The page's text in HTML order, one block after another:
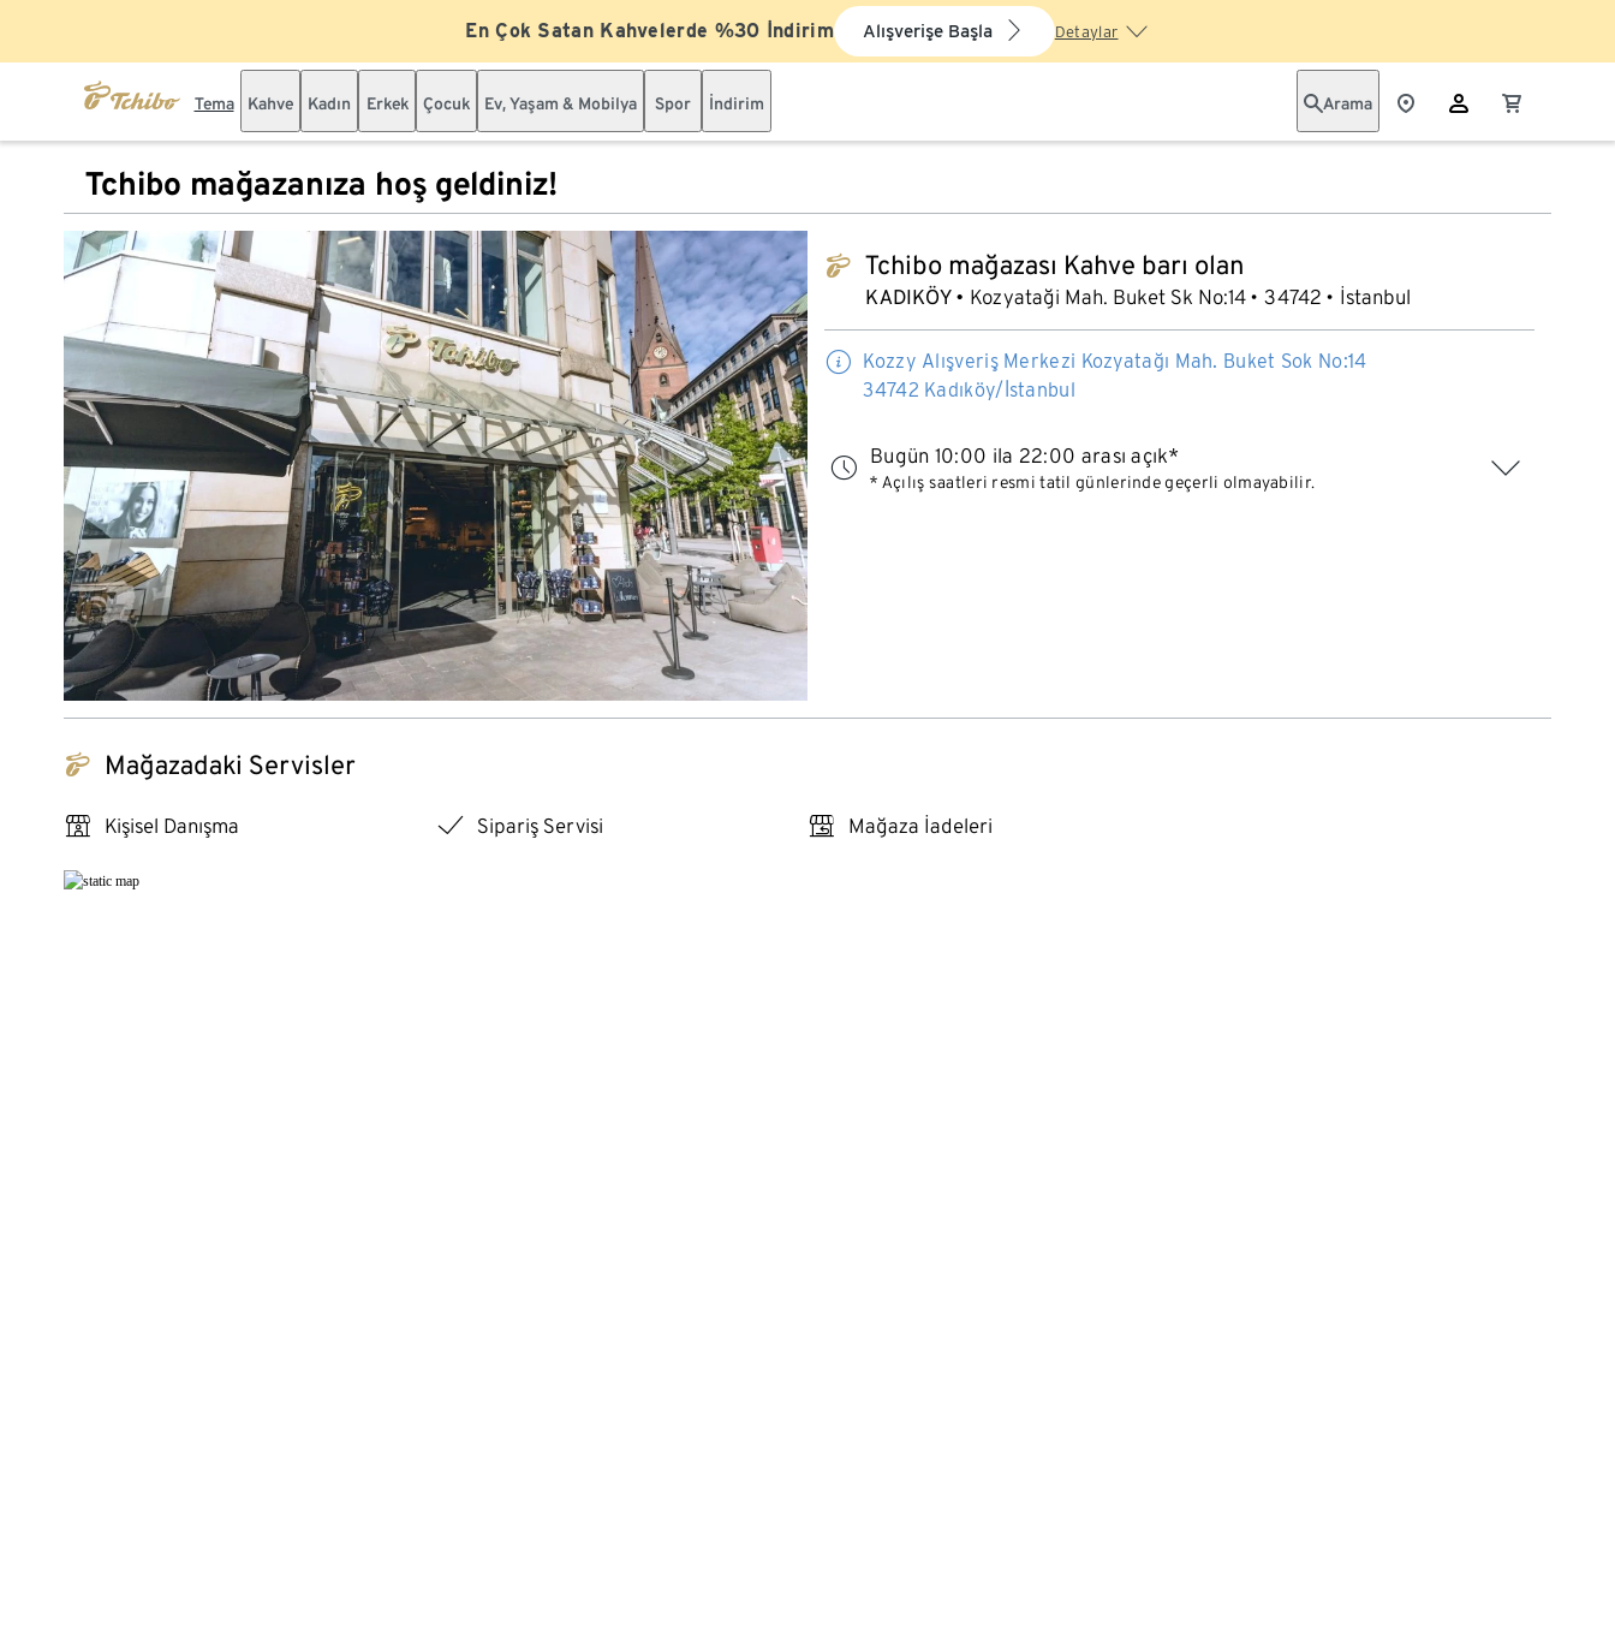
En Çok Satan Kahvelerde %30 İndirim Alışverişe Başla Detaylar
Tema Kahve Kadın Erkek Çocuk Ev, Yaşam & Mobilya Spor İndirim Arama
Tchibo mağazanıza hoş geldiniz!
tchibo_logo Tchibo mağazası Kahve barı olan
KADIKÖY Kozyataği Mah. Buket Sk No:14 34742 İstanbul
Kozzy Alışveriş Merkezi Kozyatağı Mah. Buket Sok No:14
34742 Kadıköy/İstanbul
Bugün 10:00 ila 22:00 arası açık*
* Açılış saatleri resmi tatil günlerinde geçerli olmayabilir.
tchibo_logo Mağazadaki Servisler
personal_services Kişisel Danışma checkmark Sipariş Servisi store_return Mağaza İadeleri